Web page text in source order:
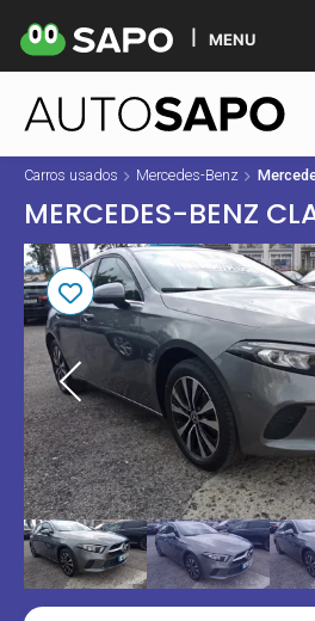
MENU
Carros usados Mercedes-Benz
MERCEDES-BENZ